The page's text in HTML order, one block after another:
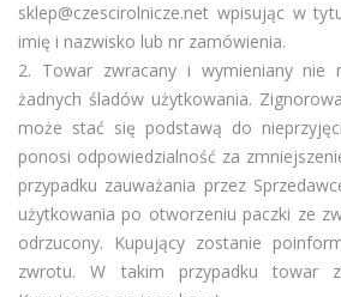
sklep@czescirolnicze.net wpisując w
imię i nazwisko lub nr zamówienia.
2. Towar zwracany i wymieniany nie
żadnych śladów użytkowania.
może stać się podstawą do
ponosi odpowiedzialność za
przypadku zauważania przez
użytkowania po otworzeniu paczki ze
odrzucony. Kupujący zostanie
zwrotu. W takim przypadku towar